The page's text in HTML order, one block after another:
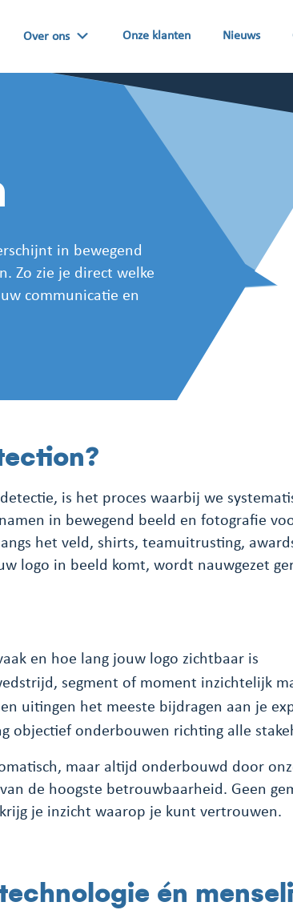
Over ons Onze klanten Nieuws
in bewegend
Zo zie je direct welke
communicatie en
is het proces waarbij we
in bewegend beeld en fotografie
het veld, shirts, teamuitrusting,
logo in beeld komt, wordt nauwgezet
en hoe lang jouw logo zichtbaar is
segment of moment inzichtelijk
uitingen het meeste bijdragen aan je
objectief onderbouwen richting alle
maar altijd onderbouwd door
de hoogste betrouwbaarheid. Geen
je inzicht waarop je kunt vertrouwen.
én